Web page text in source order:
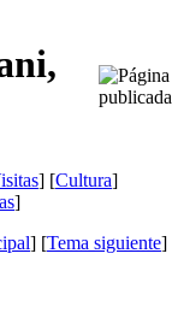
] [Cultura]
]
] [Tema siguiente]